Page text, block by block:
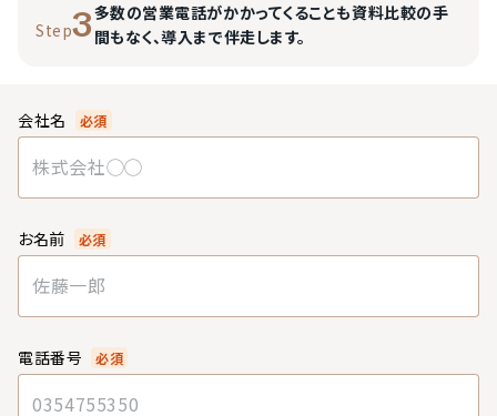
Step3多数の営業電話がかかってくることも資料比較の手
間もなく、導入まで伴走します。
会社名 必須
お名前 必須
電話番号 必須